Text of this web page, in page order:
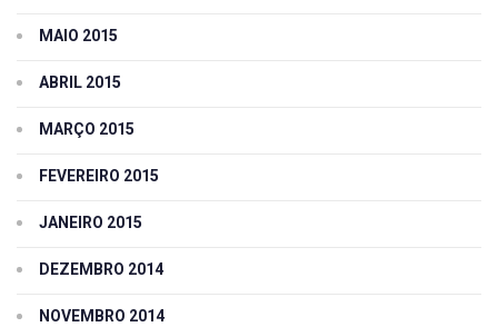
MAIO 2015
ABRIL 2015
MARÇO 2015
FEVEREIRO 2015
JANEIRO 2015
DEZEMBRO 2014
NOVEMBRO 2014